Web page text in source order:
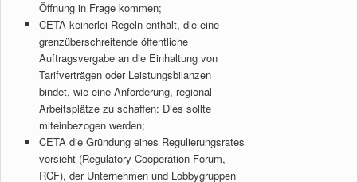
Öffnung in Frage kommen;
CETA keinerlei Regeln enthält, die eine
grenzüberschreitende öffentliche
Auftragsvergabe an die Einhaltung von
Tarifverträgen oder Leistungsbilanzen
bindet, wie eine Anforderung, regional
Arbeitsplätze zu schaffen: Dies sollte
miteinbezogen werden;
CETA die Gründung eines Regulierungsrates
vorsieht (Regulatory Cooperation Forum,
RCF), der Unternehmen und Lobbygruppen